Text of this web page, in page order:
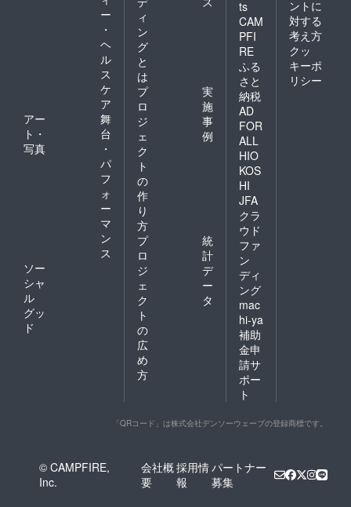
ー
・
ヘ
ル
ス
ケ
ア
アー
ト・
写真
舞
台
・
パ
フ
ォ
ー
マ
ン
ス
ソー
シャ
ル
グッ
ド
ィ
ン
グ
と
は
プ
ロ
ジ
ェ
ク
ト
の
作
り
方
実
施
事
例
プ
ロ
ジ
ェ
ク
ト
の
広
め
方
統
計
デ
ー
タ
ts
CAM
PFI
RE
ふる
さと
納税
AD
FOR
ALL
HIO
KOS
HI
JFA
クラ
ウド
ファ
ン
ディ
ング
mac
hi-ya
補助
金申
請サ
ポー
ト
ントに
対する
考え方
クッ
キーポ
リシー
「QRコード」は株式会社デンソーウェーブの登録商標です。
© CAMPFIRE,
Inc.
会社概
要
採用情
報
パートナー
募集